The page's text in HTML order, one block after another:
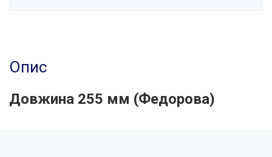
Опис
Довжина 255 мм (Федорова)